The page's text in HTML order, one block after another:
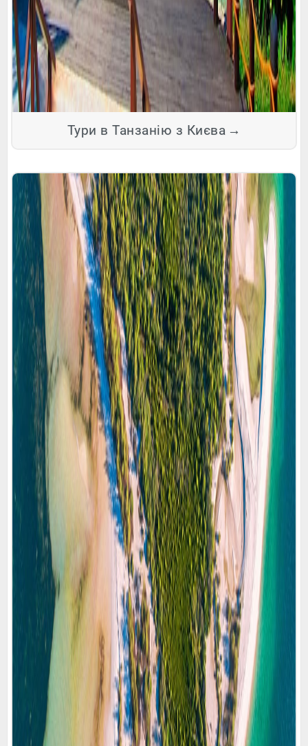
Тури в Танзанію з Києва